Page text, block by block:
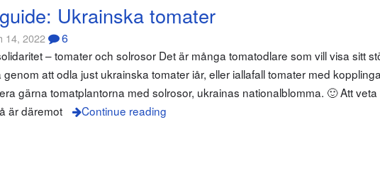
Ukrainska tomater
14, 2022 6
– tomater och solrosor Det är många tomatodlare som vill visa sitt
genom att odla just ukrainska tomater iår, eller iallafall tomater med
gärna tomatplantorna med solrosor, ukrainas nationalblomma. 🙂 Att
är däremot
Continue reading